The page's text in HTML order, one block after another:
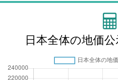
日本全体の地価